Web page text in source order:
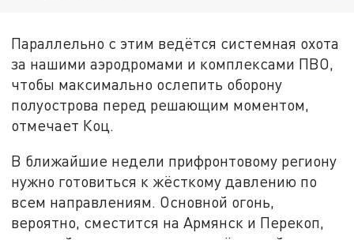
Параллельно с этим ведётся системная охота
за нашими аэродромами и комплексами ПВО,
чтобы максимально ослепить оборону
полуострова перед решающим моментом,
отмечает Коц.
В ближайшие недели прифронтовому региону
нужно готовиться к жёсткому давлению по
всем направлениям. Основной огонь,
вероятно, сместится на Армянск и Перекоп,